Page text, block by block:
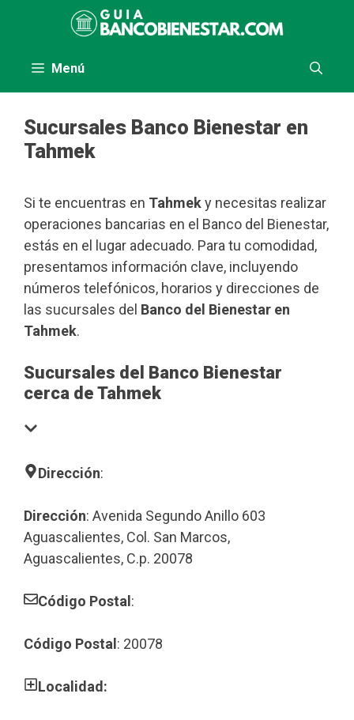
Menú
Sucursales Banco Bienestar en
Tahmek
Si te encuentras en Tahmeky necesitas realizar
operaciones bancarias en el Banco del Bienestar,
estás en el lugar adecuado. Para tu comodidad,
presentamos información clave, incluyendo
números telefónicos, horarios y direcciones de
las sucursales del Banco del Bienestar en
Tahmek.
Sucursales del Banco Bienestar
cerca de Tahmek
Dirección:
Dirección: Avenida Segundo Anillo 603
Aguascalientes, Col. San Marcos,
Aguascalientes, C.p. 20078
Código Postal :
Código Postal : 20078
Localidad: